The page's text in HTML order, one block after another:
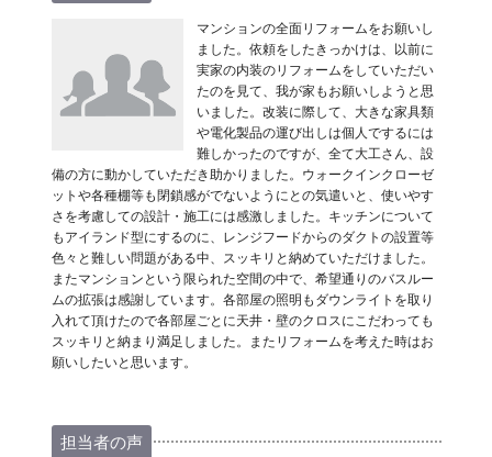
マンションの全面リフォームをお願いし
ました。依頼をしたきっかけは、以前に
実家の内装のリフォームをしていただい
たのを見て、我が家もお願いしようと思
いました。改装に際して、大きな家具類
や電化製品の運び出しは個人でするには
難しかったのですが、全て大工さん、設
備の方に動かしていただき助かりました。ウォークインクローゼ
ットや各種棚等も閉鎖感がでないようにとの気遣いと、使いやす
さを考慮しての設計・施工には感激しました。キッチンについて
もアイランド型にするのに、レンジフードからのダクトの設置等
色々と難しい問題がある中、スッキリと納めていただけました。
またマンションという限られた空間の中で、希望通りのバスルー
ムの拡張は感謝しています。各部屋の照明もダウンライトを取り
入れて頂けたので各部屋ごとに天井・壁のクロスにこだわっても
スッキリと納まり満足しました。またリフォームを考えた時はお
願いしたいと思います。
担当者の声